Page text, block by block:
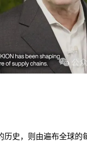
史，则由遍布全球的